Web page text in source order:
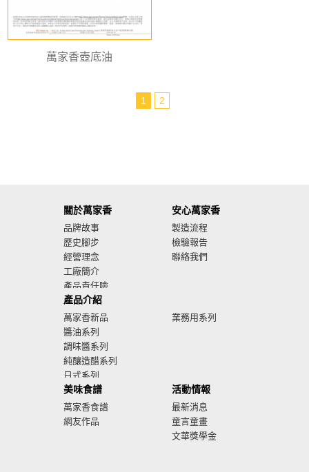
萬家香壺底油
1 2
關於萬家香
品牌故事
歷史腳步
經營理念
工廠簡介
產品責任險
廣告影音
產品介紹
萬家香新品
醬油系列
調味醬系列
純釀造醋系列
日式系列
業務用系列
美味食譜
萬家香食譜
網友作品
安心萬家香
製造流程
檢驗報告
聯絡我們
活動情報
最新消息
童言童畫
文華獎學金